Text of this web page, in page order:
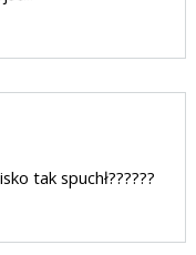
tak spuchł??????